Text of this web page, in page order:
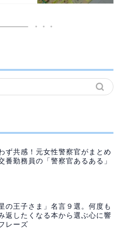
ず共感！元女性警察官がまとめ
番勤務員の「警察官あるある」
星の王子さま」名言９選。何度も
返したくなる本から選ぶ心に響
レーズ